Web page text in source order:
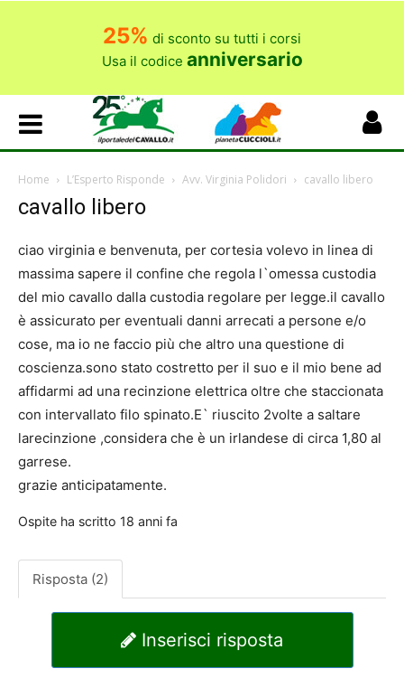
25% di sconto su tutti i corsi
Usa il codice anniversario
Home L’Esperto Risponde Avv. Virginia Polidori cavallo libero
cavallo libero
ciao virginia e benvenuta, per cortesia volevo in linea di
massima sapere il confine che regola l`omessa custodia
del mio cavallo dalla custodia regolare per legge.il cavallo
è assicurato per eventuali danni arrecati a persone e/o
cose, ma io ne faccio più che altro una questione di
coscienza.sono stato costretto per il suo e il mio bene ad
affidarmi ad una recinzione elettrica oltre che staccionata
con intervallato filo spinato.E` riuscito 2volte a saltare
larecinzione ,considera che è un irlandese di circa 1,80 al
garrese.
grazie anticipatamente.
Ospite ha scritto 18 anni fa
Risposta (2)
Inserisci risposta